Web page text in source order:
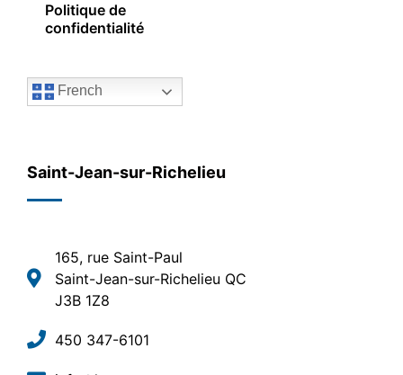
Politique de
confidentialité
French
Saint-Jean-sur-Richelieu
165, rue Saint-Paul
Saint-Jean-sur-Richelieu QC
J3B 1Z8
450 347-6101